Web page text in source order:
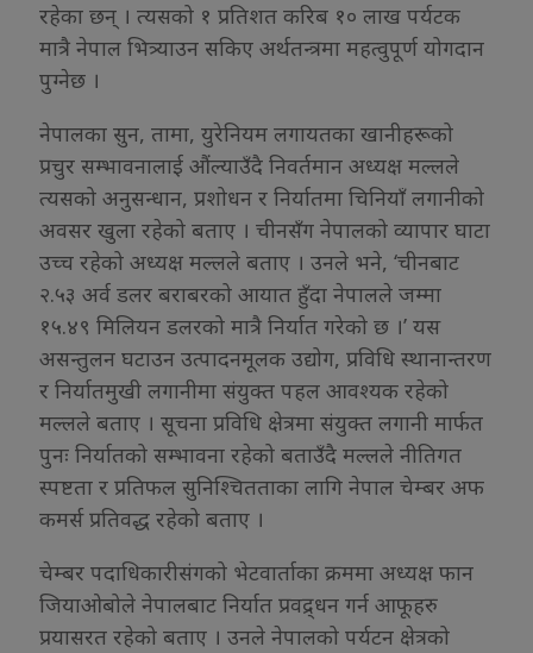
रहेका छन् । त्यसको १ प्रतिशत करिब १० लाख पर्यटक
मात्रै नेपाल भित्र्याउन सकिए अर्थतन्त्रमा महत्वुपूर्ण योगदान
पुग्नेछ ।
नेपालका सुन, तामा, युरेनियम लगायतका खानीहरूको
प्रचुर सम्भावनालाई औंल्याउँदै निवर्तमान अध्यक्ष मल्लले
त्यसको अनुसन्धान, प्रशोधन र निर्यातमा चिनियाँ लगानीको
अवसर खुला रहेको बताए । चीनसँग नेपालको व्यापार घाटा
उच्च रहेको अध्यक्ष मल्लले बताए । उनले भने, ‘चीनबाट
२.५३ अर्व डलर बराबरको आयात हुँदा नेपालले जम्मा
१५.४९ मिलियन डलरको मात्रै निर्यात गरेको छ ।’ यस
असन्तुलन घटाउन उत्पादनमूलक उद्योग, प्रविधि स्थानान्तरण
र निर्यातमुखी लगानीमा संयुक्त पहल आवश्यक रहेको
मल्लले बताए । सूचना प्रविधि क्षेत्रमा संयुक्त लगानी मार्फत
पुनः निर्यातको सम्भावना रहेको बताउँदै मल्लले नीतिगत
स्पष्टता र प्रतिफल सुनिश्चितताका लागि नेपाल चेम्बर अफ
कमर्स प्रतिवद्ध रहेको बताए ।
चेम्बर पदाधिकारीसंगको भेटवार्ताका क्रममा अध्यक्ष फान
जियाओबोले नेपालबाट निर्यात प्रवद्र्धन गर्न आफूहरु
प्रयासरत रहेको बताए । उनले नेपालको पर्यटन क्षेत्रको